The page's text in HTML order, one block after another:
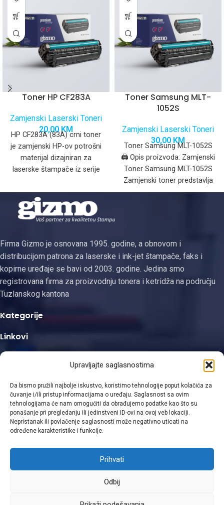
Upravljajte saglasnostima
Da bismo pružili najbolje iskustvo, koristimo tehnologije poput kolačića za
čuvanje i/ili pristup informacijama o uređaju. Saglasnost sa ovim
tehnologijama će nam omogućiti da obrađujemo podatke kao što su
ponašanje pri pregledanju ili jedinstveni ID-ovi na ovoj veb lokaciji.
Nepristanak ili povlačenje saglasnosti može negativno uticati na
određene karakteristike i funkcije.
Prihvati
Odbij
Toner HP CF283A
Zamjenski Laserski Toneri
20,00 KM
HP CF283A (83A) crni toner
je zamjenski HP-ov potrošni
materijal dizajniran za
laserske štampače iz serije
Toner Samsung MLT-
1052S
Zamjenski Laserski Toneri
30,00 KM
Toner Samsung MLT-1052S
🖨️ Opis proizvoda: Zamjenski
Toner Samsung MLT-1052S
Zamjenski toner predstavlja
pouzdanu i ekonomičnu
Firma Gizmo je osnovana 1995. godine, a obnovom i
distribucijom patrona za laserske i ink-jet štampače, faks i
kopirne uređaje se bavi od 2003. godine. Jedina smo
registrovana firma za proizvodnju tonera i ketridža na području
Tuzlanskog kantona
Kategorije
Linkovi
Kontakt informacije
Viber
© 2025 Gizmo d.o.o. Design with ♥ by